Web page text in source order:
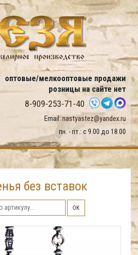
оптовые/мелкооптовые продажи
розницы на сайте нет
8-909-253-71-40
Email: nastyastez@yandex.ru
пн. - пт.: с 9.00 до 18.00
без вставок
ОК